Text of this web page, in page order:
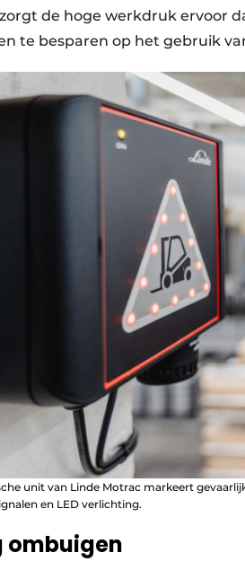
de hoge werkdruk ervoor
te besparen op het gebruik
unit van Linde Motrac markeert
en LED verlichting.
ombuigen